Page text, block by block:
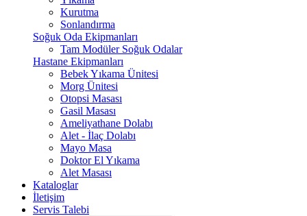
Kurutma
Sonlandırma
Soğuk Oda Ekipmanları
Tam Modüler Soğuk Odalar
Hastane Ekipmanları
Bebek Yıkama Ünitesi
Morg Ünitesi
Otopsi Masası
Gasil Masası
Ameliyathane Dolabı
Alet - İlaç Dolabı
Mayo Masa
Doktor El Yıkama
Alet Masası
Kataloglar
İletişim
Servis Talebi